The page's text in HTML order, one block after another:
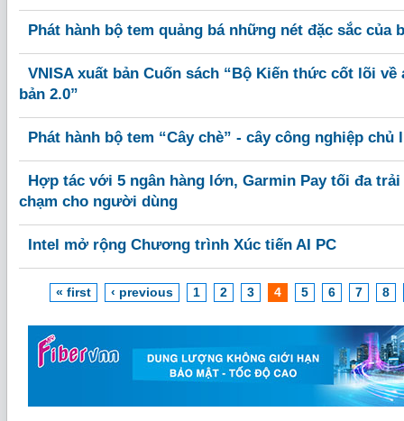
Phát hành bộ tem quảng bá những nét đặc sắc của
VNISA xuất bản Cuốn sách “Bộ Kiến thức cốt lõi
bản 2.0”
Phát hành bộ tem “Cây chè” - cây công nghiệp chủ
Hợp tác với 5 ngân hàng lớn, Garmin Pay tối đa
chạm cho người dùng
Intel mở rộng Chương trình Xúc tiến AI PC
« first ‹ previous 1 2 3 4 5 6 7 8